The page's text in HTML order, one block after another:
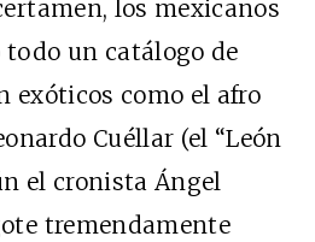
los mexicanos
todo un catálogo de
exóticos como el afro
Cuéllar (el “León
el cronista Ángel
tremendamente